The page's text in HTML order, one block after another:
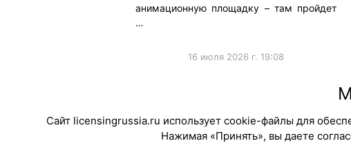
анимационную площадку – там пройдет
…
16 июля 2026 г. 19:08
Сайт licensingrussia.ru использует cookie-файлы для
Нажимая «Принять», вы даете